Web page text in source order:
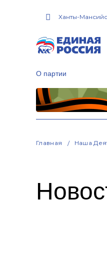
Ханты-
О партии
Главная Наша